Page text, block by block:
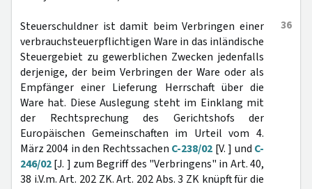
36
Steuerschuldner ist damit beim Verbringen einer
verbrauchsteuerpflichtigen Ware in das inländische
Steuergebiet zu gewerblichen Zwecken jedenfalls
derjenige, der beim Verbringen der Ware oder als
Empfänger einer Lieferung Herrschaft über die
Ware hat. Diese Auslegung steht im Einklang mit
der Rechtsprechung des Gerichtshofs der
Europäischen Gemeinschaften im Urteil vom 4.
März 2004 in den Rechtssachen C-238/02 [V. ] und C-
246/02[J. ] zum Begriff des "Verbringens" in Art. 40,
38 i.V.m. Art. 202 ZK. Art. 202 Abs. 3 ZK knüpft für die